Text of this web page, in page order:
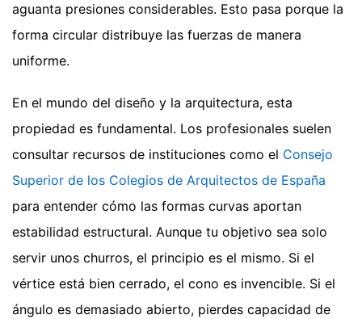
aguanta presiones considerables. Esto pasa porque la
forma circular distribuye las fuerzas de manera
uniforme.
En el mundo del diseño y la arquitectura, esta
propiedad es fundamental. Los profesionales suelen
consultar recursos de instituciones como el Consejo
Superior de los Colegios de Arquitectos de España
para entender cómo las formas curvas aportan
estabilidad estructural. Aunque tu objetivo sea solo
servir unos churros, el principio es el mismo. Si el
vértice está bien cerrado, el cono es invencible. Si el
ángulo es demasiado abierto, pierdes capacidad de